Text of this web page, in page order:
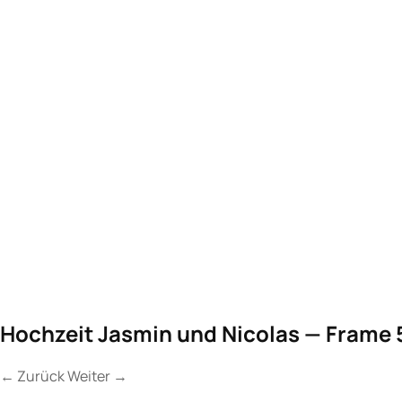
Hochzeit Jasmin und Nicolas — Frame
← ZurückWeiter →